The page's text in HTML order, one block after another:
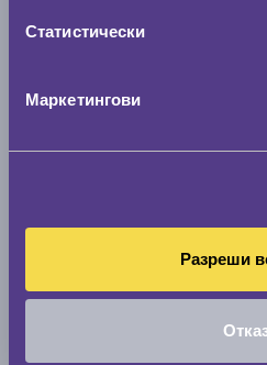
Статистически
Маркетингови
Разреши